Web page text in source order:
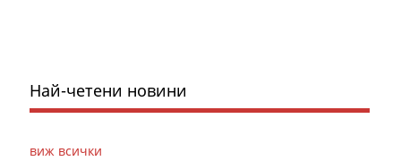
Най-четени новини
виж всички